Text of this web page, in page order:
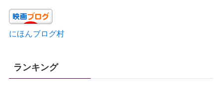
にほんブログ村
ランキング